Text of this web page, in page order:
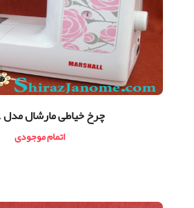
چرخ خیاطی مارشال مدل 868A
اتمام موجودی